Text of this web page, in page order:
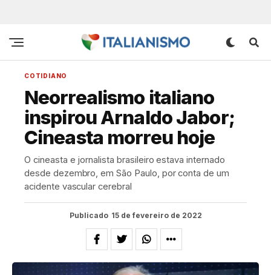
COTIDIANO
Neorrealismo italiano
inspirou Arnaldo Jabor;
Cineasta morreu hoje
O cineasta e jornalista brasileiro estava internado
desde dezembro, em São Paulo, por conta de um
acidente vascular cerebral
Publicado 15 de fevereiro de 2022